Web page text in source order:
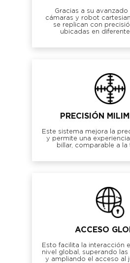
Gracias a su
cámaras y robot
se replican con
ubicadas en
PRECISIÓN
Este sistema mejora la
y permite una
billar, comparable a la
ACCESO
Esto facilita la interacción
nivel global, superando las
y ampliando el acceso al